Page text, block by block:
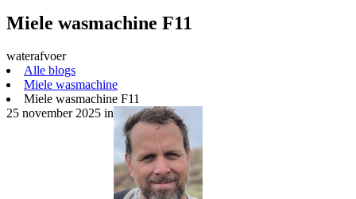
Miele wasmachine F11
waterafvoer
Alle blogs
Miele wasmachine
Miele wasmachine F11
25 november 2025 in